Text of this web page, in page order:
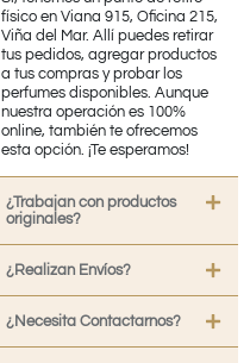
físico en Viana 915, Oficina 215,
Viña del Mar. Allí puedes retirar
tus pedidos, agregar productos
a tus compras y probar los
perfumes disponibles. Aunque
nuestra operación es 100%
online, también te ofrecemos
esta opción. ¡Te esperamos!
¿Trabajan con productos
originales?
¿Realizan Envíos?
¿Necesita Contactarnos?